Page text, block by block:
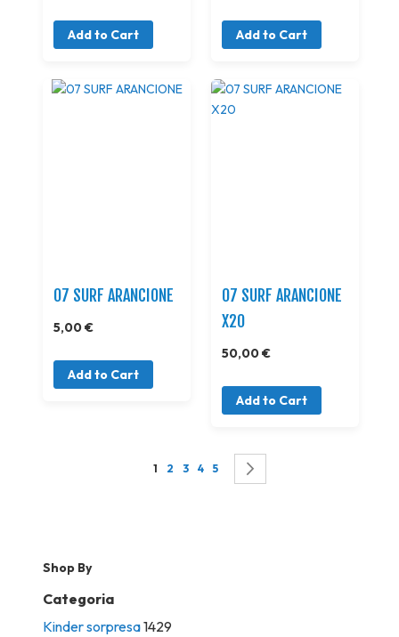
Add to Cart Add to Cart
07 SURF ARANCIONE
5,00 €
Add to Cart
07 SURF ARANCIONE
X20
50,00 €
Add to Cart
Page
You're currently reading page
1 Page
2 Page
3 Page
4 Page
5
Shop By
Categoria
Kinder sorpresa1429